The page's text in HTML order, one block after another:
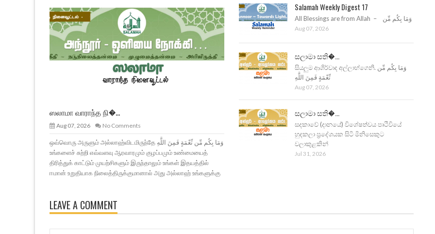
ஸலாமா வாராந்த நி�...
Aug 07, 2026 No Comments
ஒவ்வொரு அருளும் அல்லாஹ்விடமிருந்தே وَمَا بِكُم مِّن نِّعْمَةٍ فَمِنَ اللَّهِ
உங்களைச் சுற்றி எவ்வளவு ஆரவாரமும் குழப்பமும் உண்மையைத்
திரித்துக் காட்டும் முயற்சிகளும் இருந்தாலும் உங்கள் இதயத்தில்
ஈமான் உறுதியாக நிலைத்திருக்குமானால் அது அல்லாஹ் உங்களுக்கு
Salamah Weekly Digest 17
All Blessings are from Allah – وَمَا بِكُم مِّن
Aug 07, 2026
සලාමා සති�...
සියලුම ආශිර්වාද අල්ලාහ්ගෙනි. وَمَا بِكُم مِّن
نِّعْمَةٍ فَمِنَ اللَّهِ
Aug 07, 2026
සලාමා සති�...
සදකාවේ (දානයේ) විශේෂත්වය පෘථිවියේ
හුදකලා ප්‍රදේශයක සිටි මිනිසෙකුට
වලාකුළකින්
Jul 31, 2026
LEAVE A COMMENT